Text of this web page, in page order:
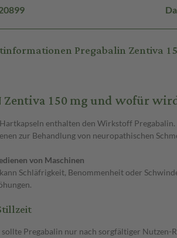
Pregabalin Zentiva
Zentiva 150 mg und wofür
enthalten den Wirkstoff Pregabalin.
zur Behandlung von neuropathischen
von Maschinen
Schläfrigkeit, Benommenheit oder
Pregabalin nur nach sorgfältiger